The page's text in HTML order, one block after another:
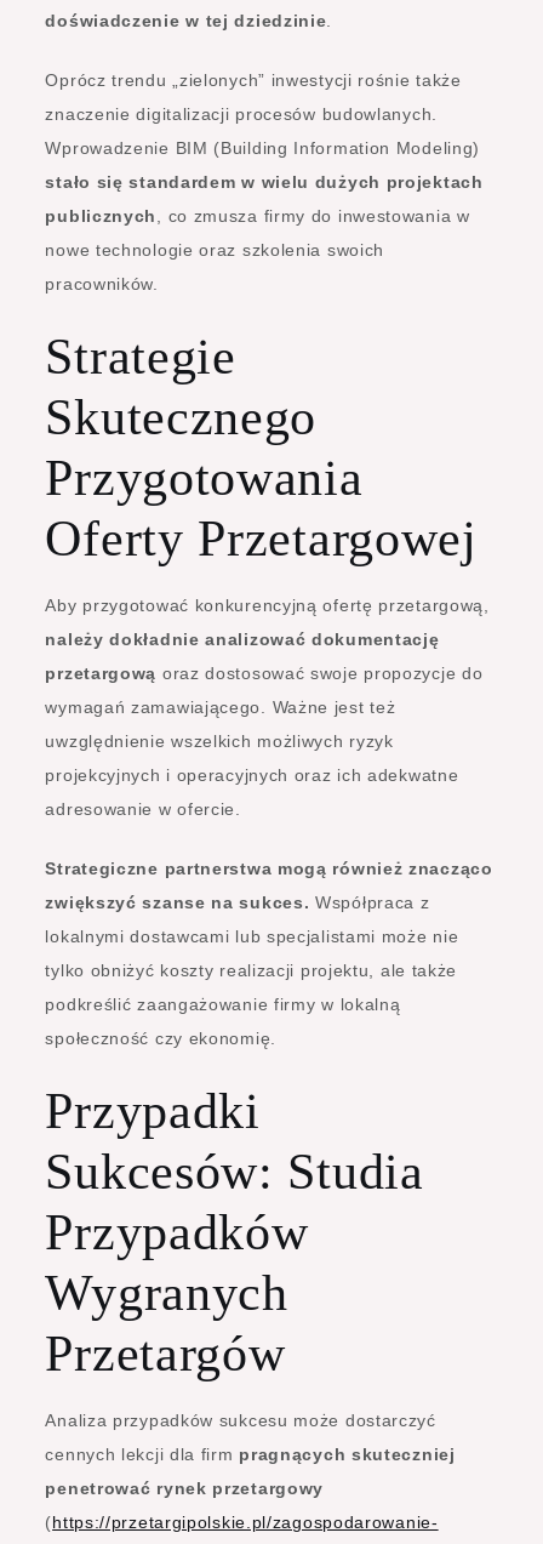
doświadczenie w tej dziedzinie
Oprócz trendu „zielonych” inwestycji rośnie także
znaczenie digitalizacji procesów budowlanych.
Wprowadzenie BIM (Building Information Modeling)
stało się standardem w wielu dużych projektach
publicznych
, co zmusza firmy do inwestowania w
nowe technologie oraz szkolenia swoich
pracowników.
Strategie
Skutecznego
Przygotowania
Oferty Przetargowej
Aby przygotować konkurencyjną ofertę przetargową,
należy dokładnie analizować dokumentację
przetargową oraz dostosować swoje propozycje do
wymagań zamawiającego. Ważne jest też
uwzględnienie wszelkich możliwych ryzyk
projekcyjnych i operacyjnych oraz ich adekwatne
adresowanie w ofercie.
Strategiczne partnerstwa mogą również znacząco
zwiększyć szanse na sukces. Współpraca z
lokalnymi dostawcami lub specjalistami może nie
tylko obniżyć koszty realizacji projektu, ale także
podkreślić zaangażowanie firmy w lokalną
społeczność czy ekonomię.
Przypadki
Sukcesów: Studia
Przypadków
Wygranych
Przetargów
Analiza przypadków sukcesu może dostarczyć
cennych lekcji dla firm pragnących skuteczniej
penetrować rynek przetargowy
(https://przetargipolskie.pl/zagospodarowanie-